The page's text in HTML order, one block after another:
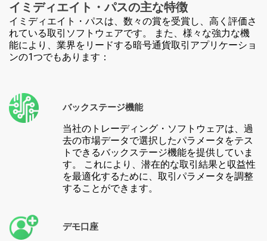
イミディエイト・パスの主な特徴
イミディエイト・パスは、数々の賞を受賞し、高く評価さ
れている取引ソフトウェアです。 また、様々な強力な機
能により、業界をリードする暗号通貨取引アプリケーショ
ンの1つでもあります：
バックステージ機能
当社のトレーディング・ソフトウェアは、過
去の市場データで選択したパラメータをテス
トできるバックステージ機能を提供していま
す。 これにより、潜在的な取引結果と収益性
を最適化するために、取引パラメータを調整
することができます。
デモ口座